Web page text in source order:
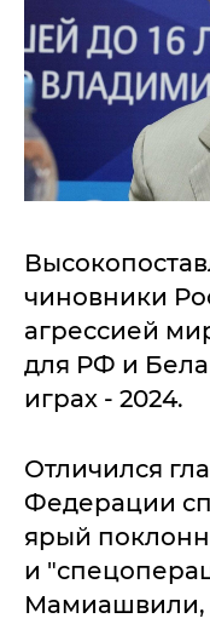
чиновники
агрессией
для РФ и
играх - 2024.
Отличился
Федерации
ярый
и
Мамиашвили,